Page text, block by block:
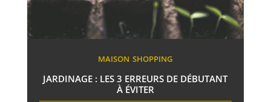
MAISON SHOPPING
JARDINAGE : LES 3 ERREURS DE DÉBUTANT
À ÉVITER